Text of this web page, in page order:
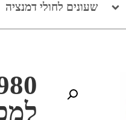
שעונים לחולי דמנציה